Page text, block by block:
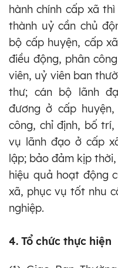
hành chính cấp xã
thành uỷ cần chủ
bộ cấp huyện, cấp
điều động, phân
viên, uỷ viên ban
thư; cán bộ lãnh
đương ở cấp
công, chỉ định, bố
vụ lãnh đạo ở cấp
lập; bảo đảm kịp
hiệu quả hoạt động
xã, phục vụ tốt nhu
nghiệp.
4. Tổ chức thực hiện